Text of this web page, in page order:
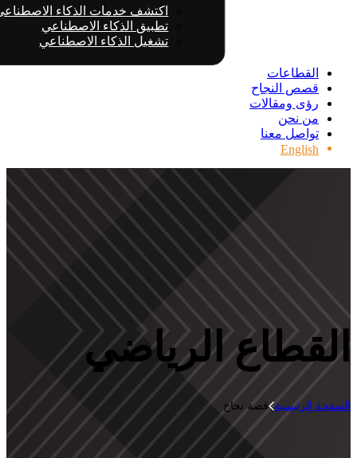
اكتشف خدمات الذكاء
تطبيق الذكاء الاصطناعي
تشغيل الذكاء الاصطناعي
القطاعات
قصص النجاح
رؤى ومقالات
من نحن
تواصل معنا
English
القطاع الرياضي
الصفحة الرئيسية قصة نجاح